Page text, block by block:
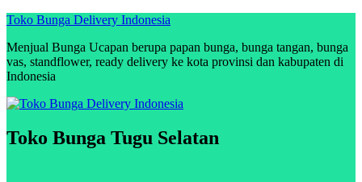
Skip
content
Toko Bunga Delivery Indonesia
Menjual Bunga Ucapan berupa papan bunga, bunga tangan, bunga
vas, standflower, ready delivery ke kota provinsi dan kabupaten di
Indonesia
Toko Bunga Tugu Selatan